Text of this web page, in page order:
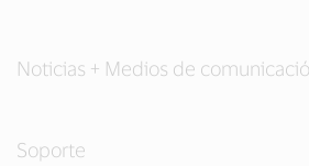
Noticias + Medios de
Soporte